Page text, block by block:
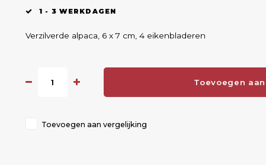
1 - 3 WERKDAGEN
Verzilverde alpaca, 6 x 7 cm, 4 eikenbladeren
Toevoegen
Toevoegen aan vergelijking